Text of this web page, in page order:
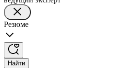
Резюме
Найти